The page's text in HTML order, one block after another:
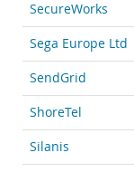
SecureWorks
Sega Europe Ltd
SendGrid
ShoreTel
Silanis